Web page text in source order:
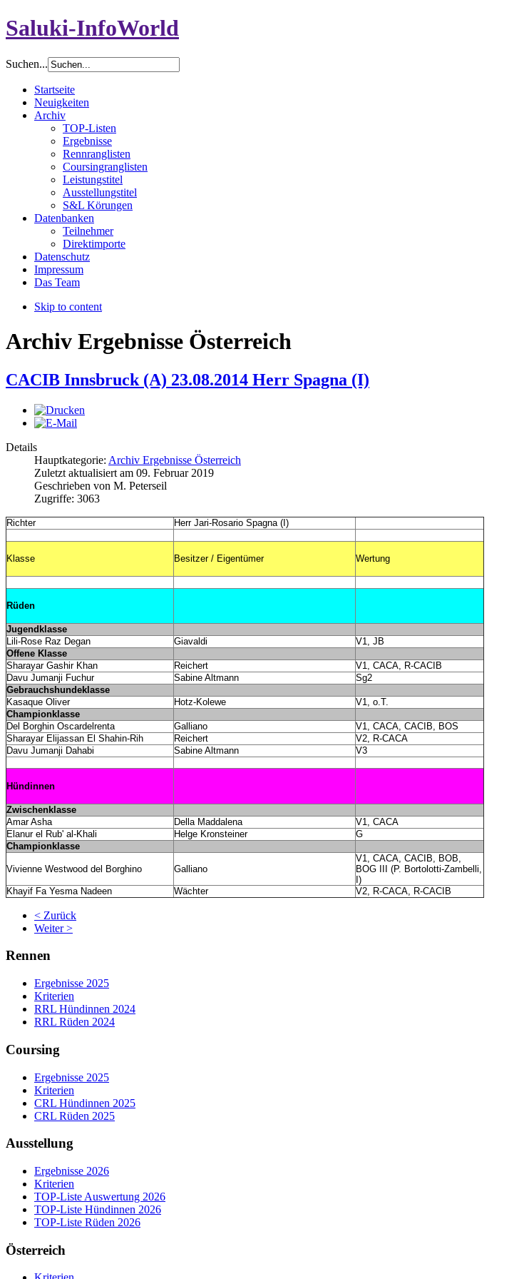
Saluki-InfoWorld
Suchen...
Startseite
Neuigkeiten
Archiv
TOP-Listen
Ergebnisse
Rennranglisten
Coursingranglisten
Leistungstitel
Ausstellungstitel
S&L Körungen
Datenbanken
Teilnehmer
Direktimporte
Datenschutz
Impressum
Das Team
Skip to content
Archiv Ergebnisse Österreich
CACIB Innsbruck (A) 23.08.2014 Herr Spagna (I)
Details
Hauptkategorie: Archiv Ergebnisse Österreich
Zuletzt aktualisiert am 09. Februar 2019
Geschrieben von M. Peterseil
Zugriffe: 3063
Richter Herr Jari-Rosario Spagna (I)
Klasse Besitzer / Eigentümer Wertung
Rüden
Jugendklasse
Lili-Rose Raz Degan
Giavaldi
V1, JB
Offene Klasse
Sharayar Gashir Khan
Reichert
V1, CACA, R-CACIB
Davu Jumanji Fuchur
Sabine Altmann
Sg2
Gebrauchshundeklasse
Kasaque Oliver
Hotz-Kolewe
V1, o.T.
Championklasse
Del Borghin Oscardelrenta
Galliano
V1, CACA, CACIB, BOS
Sharayar Elijassan El Shahin-Rih
Reichert
V2, R-CACA
Davu Jumanji Dahabi
Sabine Altmann V3
Hündinnen
Zwischenklasse
Amar Asha
Della Maddalena
V1, CACA
Elanur el Rub' al-Khali
Helge Kronsteiner
G
Championklasse
Vivienne Westwood del Borghino Galliano
V1, CACA, CACIB, BOB,
BOG III (P. Bortolotti-Zambelli,
I)
Khayif Fa Yesma Nadeen
Wächter V2, R-CACA, R-CACIB
< Zurück
Weiter >
Rennen
Ergebnisse 2025
Kriterien
RRL Hündinnen 2024
RRL Rüden 2024
Coursing
Ergebnisse 2025
Kriterien
CRL Hündinnen 2025
CRL Rüden 2025
Ausstellung
Ergebnisse 2026
Kriterien
TOP-Liste Auswertung 2026
TOP-Liste Hündinnen 2026
TOP-Liste Rüden 2026
Österreich